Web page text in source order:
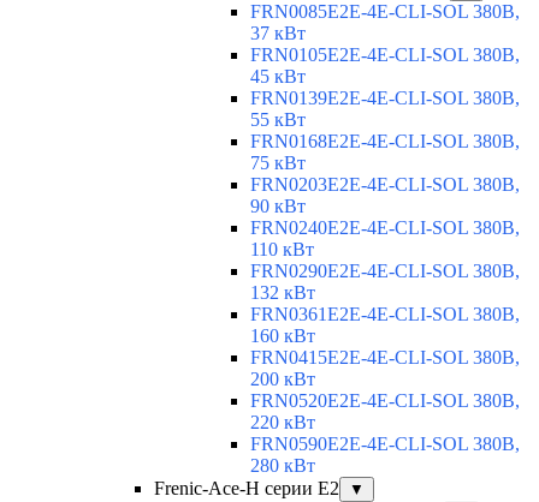
FRN0085E2E-4E-CLI-SOL 380В,
37 кВт
FRN0105E2E-4E-CLI-SOL 380В,
45 кВт
FRN0139E2E-4E-CLI-SOL 380В,
55 кВт
FRN0168E2E-4E-CLI-SOL 380В,
75 кВт
FRN0203E2E-4E-CLI-SOL 380В,
90 кВт
FRN0240E2E-4E-CLI-SOL 380В,
110 кВт
FRN0290E2E-4E-CLI-SOL 380В,
132 кВт
FRN0361E2E-4E-CLI-SOL 380В,
160 кВт
FRN0415E2E-4E-CLI-SOL 380В,
200 кВт
FRN0520E2E-4E-CLI-SOL 380В,
220 кВт
FRN0590E2E-4E-CLI-SOL 380В,
280 кВт
Frenic-Ace-H серии E2
▼